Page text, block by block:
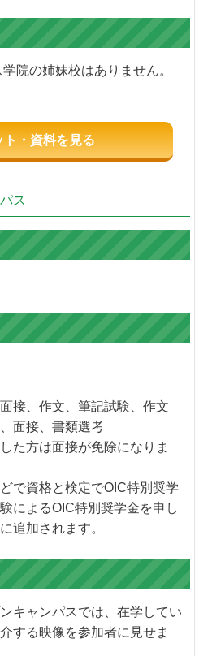
院の姉妹校はありません。
ト・資料を見る
ス
接、作文、筆記試験、作文
面接、書類選考
た方は面接が免除になりま
で資格と検定でOIC特別奨学
によるOIC特別奨学金を申し
追加されます。
キャンパスでは、在学してい
する映像を参加者に見せま